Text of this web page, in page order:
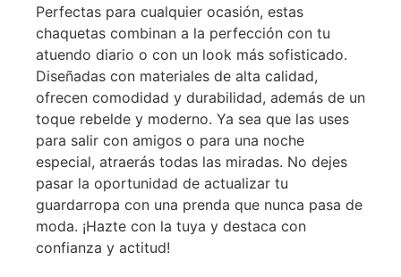
Perfectas para cualquier ocasión, estas
chaquetas combinan a la perfección con tu
atuendo diario o con un look más sofisticado.
Diseñadas con materiales de alta calidad,
ofrecen comodidad y durabilidad, además de un
toque rebelde y moderno. Ya sea que las uses
para salir con amigos o para una noche
especial, atraerás todas las miradas. No dejes
pasar la oportunidad de actualizar tu
guardarropa con una prenda que nunca pasa de
moda. ¡Hazte con la tuya y destaca con
confianza y actitud!